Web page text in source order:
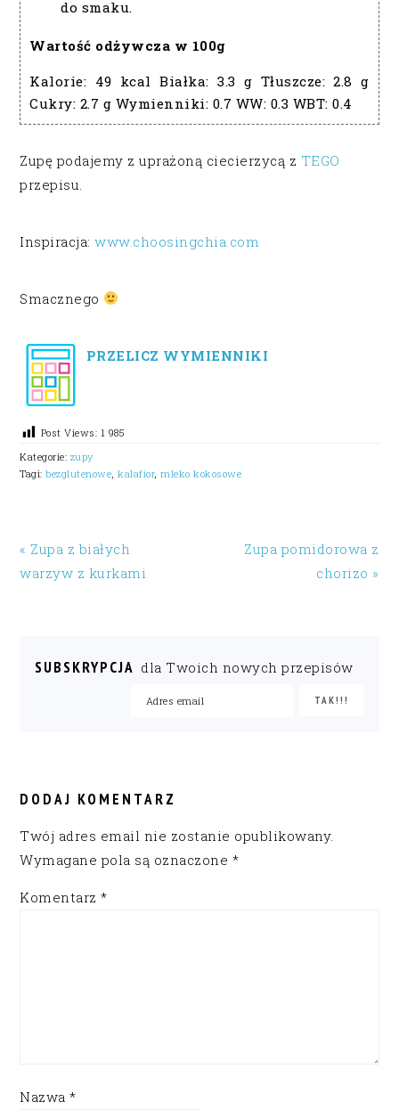
do smaku.
Wartość odżywcza w 100g
Kalorie: 49 kcal Białka:3.3 g Tłuszcze:2.8 g
Cukry: 2.7 g Wymienniki: 0.7 WW: 0.3 WBT:0.4
Zupę podajemy z uprażoną ciecierzycą z TEGO
przepisu.
Inspiracja:www.choosingchia.com
Smacznego
PRZELICZ WYMIENNIKI
Post Views: 1 985
Kategorie: zupy
Tagi:bezglutenowe ,kalafior,mleko kokosowe
« Zupa z białych
warzyw z kurkami
Zupa pomidorowa z
chorizo »
SUBSKRYPCJA dla Twoich nowych przepisów
INTERACTIONS
DODAJ KOMENTARZ
Twój adres email nie zostanie opublikowany.
Wymagane pola są oznaczone *
Komentarz*
Nazwa*